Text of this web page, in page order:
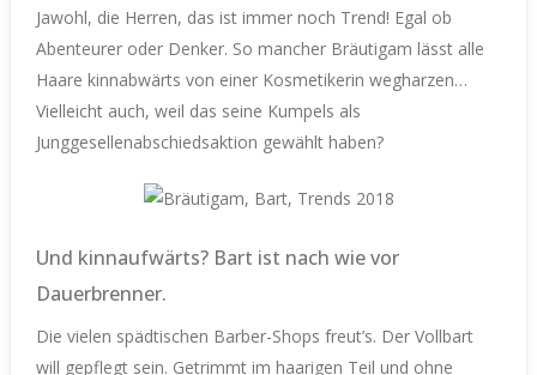
Jawohl, die Herren, das ist immer noch Trend! Egal ob
Abenteurer oder Denker. So mancher Bräutigam lässt alle
Haare kinnabwärts von einer Kosmetikerin wegharzen…
Vielleicht auch, weil das seine Kumpels als
Junggesellenabschiedsaktion gewählt haben?
Und kinnaufwärts? Bart ist nach wie vor
Dauerbrenner.
Die vielen spädtischen Barber-Shops freut’s. Der Vollbart
will gepflegt sein. Getrimmt im haarigen Teil und ohne